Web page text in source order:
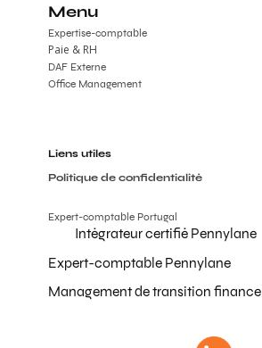
Menu
Expertise-comptable
DAF Externe
Office Management
Paie & RH
Liens utiles
Politique de confidentialité
Expert-comptable Portugal
Intégrateur certifié Pennylane
Expert-comptable Pennylane
Management de transition finance